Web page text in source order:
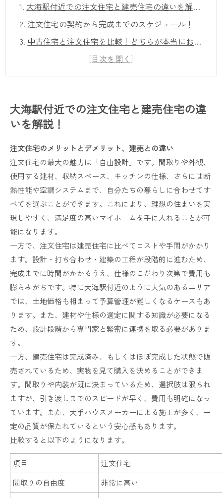
1. 大海駅付近での注文住宅と建売住宅の違いを解説！
2. 注文住宅の契約から完成までのスケジュール！
3. 中古住宅と注文住宅を比較！どちらが本当にお得なのか？
5.よくある質問
7.大海駅付近で大工小林株式会社が選ばれる理由
8.注文住宅の基礎知識
9.会社概要
10.関連エリア
11.対応地域
[目次を開く]
大海駅付近での注文住宅と建売住宅の違
いを解説！
注文住宅のメリットとデメリット、建売との違い
注文住宅の最大の魅力は「自由設計」です。間取りや外観、
使用する建材、収納スペース、キッチンの仕様、さらには断
熱性能や空調システムまで、自分たちの暮らしに合わせてす
べてを選ぶことができます。これにより、理想の住まいを実
現しやすく、満足度の高いマイホームを手に入れることが可
能になります。
一方で、注文住宅は建売住宅に比べてコストや手間がかかり
ます。設計・打ち合わせ・建築の工程が段階的に進むため、
完成までに時間がかかるうえ、仕様のこだわり次第で費用も
膨らみがちです。特に大海駅付近のように人気のあるエリア
では、土地価格も相まって予算管理が難しくなるケースもあ
ります。また、建材や仕様の選定に関する知識が必要になる
ため、設計段階から専門家と緊密に連携を取る必要がありま
す。
一方、建売住宅は完成済み、もしくはほぼ完成した状態で販
売されているため、実物を見て購入を決めることができま
す。間取りや内装が既に決まっているため、選択肢は限られ
ますが、引き渡しまでのスピードが早く、費用も明確になっ
ています。また、大手ハウスメーカーによる施工が多く、一
定の品質が保たれているという安心感もあります。
比較すると以下のようになります。
項目
注文住宅
間取りの自由度
非常に高い